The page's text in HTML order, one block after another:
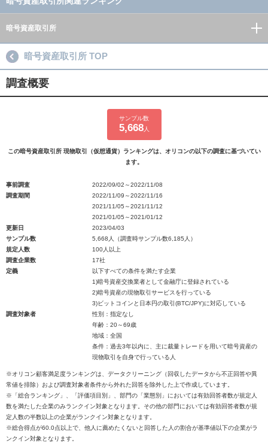
暗号資産取引所
暗号資産取引所 TOP
調査概要
サンプル数
5,668人
この暗号資産取引所 現物取引（仮想通貨）ランキングは、オリコンの以下の調査に基づいてい
ます。
事前調査
2022/09/02～2022/11/08
調査期間
2022/11/09～2022/11/16
2021/11/05～2021/11/12
2021/01/05～2021/01/12
更新日
2023/04/03
サンプル数
5,668人（調査時サンプル数6,185人）
規定人数
100人以上
調査企業数
17社
定義
以下すべての条件を満たす企業
1)暗号資産交換業者として金融庁に登録されている
2)暗号資産の現物取引サービスを行っている
3)ビットコインと日本円の取引(BTC/JPY)に対応している
調査対象者
性別：指定なし
年齢：20～69歳
地域：全国
条件：過去3年以内に、主に裁量トレードを用いて暗号資産の
現物取引を自身で行っている人
※オリコン顧客満足度ランキングは、データクリーニング（回収したデータから不正回答や異
常値を排除）および調査対象者条件から外れた回答を除外した上で作成しています。
※「総合ランキング」、「評価項目別」、部門の「業態別」においては有効回答者数が規定人
数を満たした企業のみランクイン対象となります。その他の部門においては有効回答者数が規
定人数の半数以上の企業がランクイン対象となります。
※総合得点が60.0点以上で、他人に薦めたくないと回答した人の割合が基準値以下の企業がラ
ンクイン対象となります。